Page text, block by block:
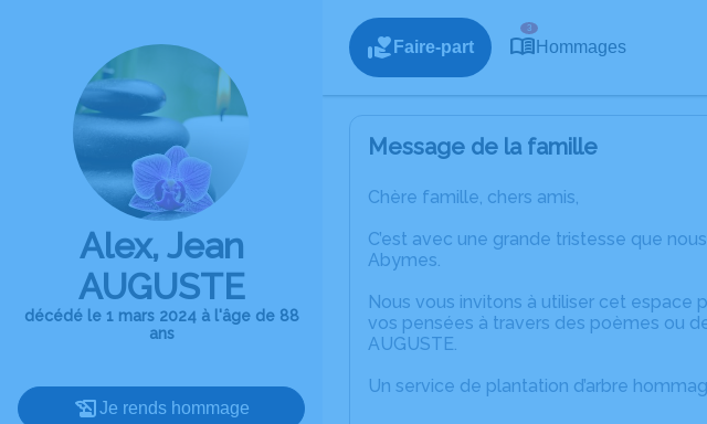
Alex, Jean
AUGUSTE
décédé le 1 mars 2024 à l'âge de 88
ans
Je rends hommage
Faire-part
3
Hommages
Message de la famille
Chère famille, chers amis,
C’est avec une grande tristesse que
Abymes.
Nous vous invitons à utiliser cet espace
vos pensées à travers des poèmes ou
AUGUSTE.
Un service de plantation d’arbre